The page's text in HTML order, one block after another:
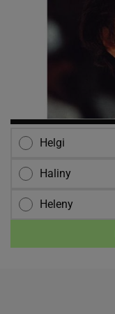
Helgi
Haliny
Heleny